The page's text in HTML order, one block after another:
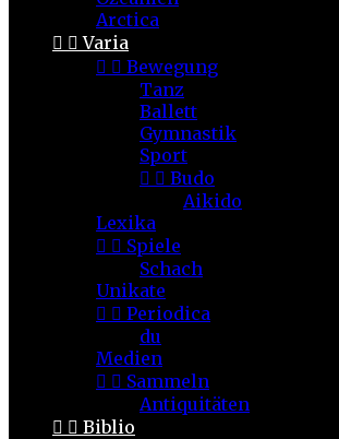
Arctica
  Varia
  Bewegung
Tanz
Ballett
Gymnastik
Sport
  Budo
Aikido
Lexika
  Spiele
Schach
Unikate
  Periodica
du
Medien
  Sammeln
Antiquitäten
  Biblio